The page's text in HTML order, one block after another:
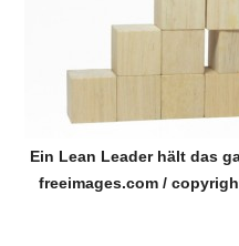
Ein Lean Leader hält das
freeimages.com /